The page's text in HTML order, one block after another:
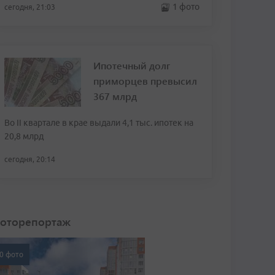
сегодня, 21:03 1 фото
Ипотечный долг
приморцев превысил
367 млрд
Во II квартале в крае выдали 4,1 тыс. ипотек на
20,8 млрд
сегодня, 20:14
фото